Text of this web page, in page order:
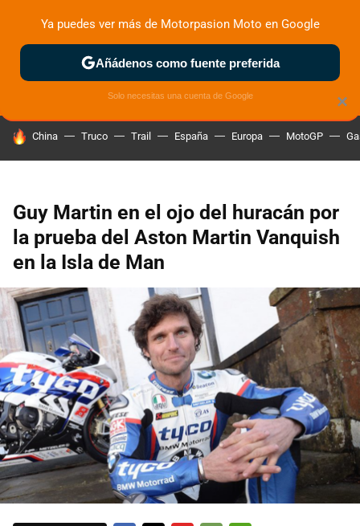
ZONA DE PRUEBAS DEPORTIVAS MOTOS ELÉCTRICAS
HOY SE HABLA DE
China Truco Trail España Europa MotoGP
Guy Martin en el ojo del huracán por
la prueba del Aston Martin Vanquish
en la Isla de Man
×
Ya puedes ver más de Motorpasion Moto en Google
Añádenos como fuente preferida
Solo necesitas una cuenta de Google